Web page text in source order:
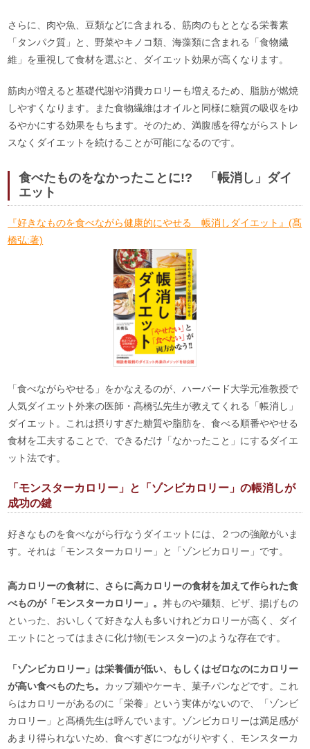
さらに、肉や魚、豆類などに含まれる、筋肉のもととなる栄養素
「タンパク質」と、野菜やキノコ類、海藻類に含まれる「食物繊
維」を重視して食材を選ぶと、ダイエット効果が高くなります。
筋肉が増えると基礎代謝や消費カロリーも増えるため、脂肪が燃焼
しやすくなります。また食物繊維はオイルと同様に糖質の吸収をゆ
るやかにする効果をもちます。そのため、満腹感を得ながらストレ
スなくダイエットを続けることが可能になるのです。
食べたものをなかったことに!? 「帳消し」ダイ
エット
『好きなものを食べながら健康的にやせる 帳消しダイエット』(髙
橋弘:著)
「食べながらやせる」をかなえるのが、ハーバード大学元准教授で
人気ダイエット外来の医師・髙橋弘先生が教えてくれる「帳消し」
ダイエット。これは摂りすぎた糖質や脂肪を、食べる順番ややせる
食材を工夫することで、できるだけ「なかったこと」にするダイエ
ット法です。
「モンスターカロリー」と「ゾンビカロリー」の帳消しが
成功の鍵
好きなものを食べながら行なうダイエットには、２つの強敵がいま
す。それは「モンスターカロリー」と「ゾンビカロリー」です。
高カロリーの食材に、さらに高カロリーの食材を加えて作られた食
べものが「モンスターカロリー」。丼ものや麺類、ピザ、揚げもの
といった、おいしくて好きな人も多いけれどカロリーが高く、ダイ
エットにとってはまさに化け物(モンスター)のような存在です。
「ゾンビカロリー」は栄養価が低い、もしくはゼロなのにカロリー
が高い食べものたち。 カップ麺やケーキ、菓子パンなどです。これ
らはカロリーがあるのに「栄養」という実体がないので、「ゾンビ
カロリー」と髙橋先生は呼んでいます。ゾンビカロリーは満足感が
あまり得られないため、食べすぎにつながりやすく、モンスターカ